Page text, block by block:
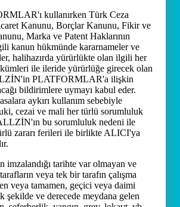
kullanırken Türk Ceza
Kanunu, Borçlar Kanunu, Fikir ve
Marka ve Patent Haklarının
kanun hükmünde kararnameler ve
halihazırda yürürlükte olan ilgili her
ile ileride yürürlüğe girecek olan
PLATFORMLAR'a ilişkin
bildirimlere uymayı kabul eder.
aykırı kullanım sebebiyle
cezai ve mali her türlü sorumluluk
bu sorumluluk nedeni ile
zararı ferileri ile birlikte ALICI'ya
imzalandığı tarihte var olmayan ve
veya tek bir tarafın çalışma
veya tamamen, geçici veya daimi
şekilde ve derecede meydana gelen